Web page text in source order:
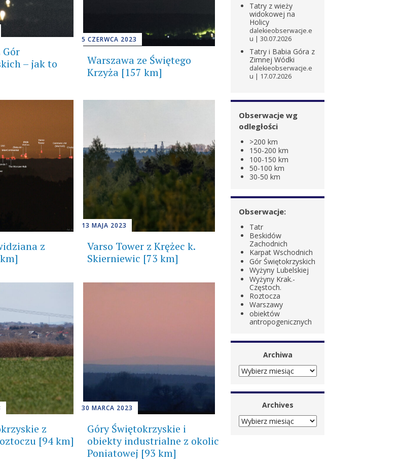
Gór
– jak to
5 CZERWCA 2023
Warszawa ze Świętego
Krzyża [157 km]
z
13 MAJA 2023
Varso Tower z Krężec k.
Skierniewic [73 km]
z
[94 km]
30 MARCA 2023
Góry Świętokrzyskie i
obiekty industrialne z okolic
Poniatowej [93 km]
Tatry z wieży
widokowej na
Holicy
dalekieobserwacje.e
u
30.07.2026
Tatry i Babia Góra z
Zimnej Wódki
dalekieobserwacje.e
u
17.07.2026
Obserwacje wg
odległości
>200 km
150-200 km
100-150 km
50-100 km
30-50 km
Obserwacje:
Tatr
Beskidów
Zachodnich
Karpat Wschodnich
Gór Świętokrzyskich
Wyżyny Lubelskiej
Wyżyny Krak.-
Częstoch.
Roztocza
Warszawy
obiektów
antropogenicznych
Archiwa
ARCHIWA
Archives
ARCHIVES